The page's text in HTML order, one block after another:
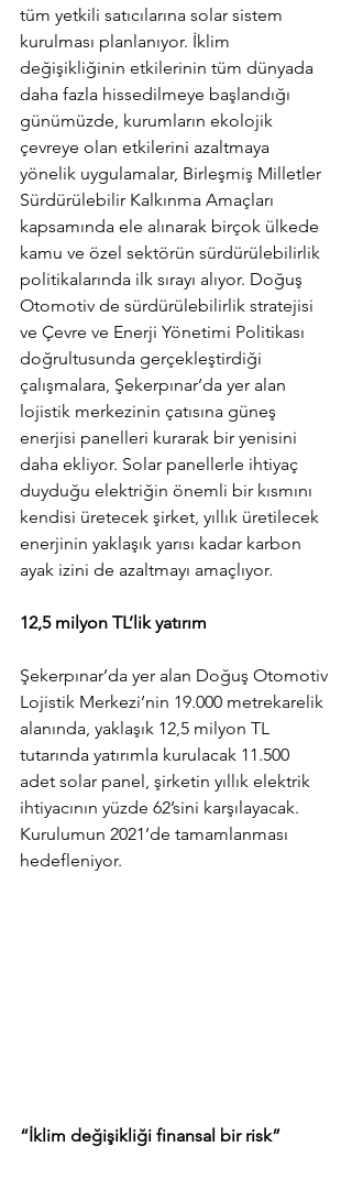
tüm yetkili satıcılarına solar sistem
kurulması planlanıyor. İklim
değişikliğinin etkilerinin tüm dünyada
daha fazla hissedilmeye başlandığı
günümüzde, kurumların ekolojik
çevreye olan etkilerini azaltmaya
yönelik uygulamalar, Birleşmiş Milletler
Sürdürülebilir Kalkınma Amaçları
kapsamında ele alınarak birçok ülkede
kamu ve özel sektörün sürdürülebilirlik
politikalarında ilk sırayı alıyor. Doğuş
Otomotiv de sürdürülebilirlik stratejisi
ve Çevre ve Enerji Yönetimi Politikası
doğrultusunda gerçekleştirdiği
çalışmalara, Şekerpınar’da yer alan
lojistik merkezinin çatısına güneş
enerjisi panelleri kurarak bir yenisini
daha ekliyor. Solar panellerle ihtiyaç
duyduğu elektriğin önemli bir kısmını
kendisi üretecek şirket, yıllık üretilecek
enerjinin yaklaşık yarısı kadar karbon
ayak izini de azaltmayı amaçlıyor.
12,5 milyon TL’lik yatırım
Şekerpınar’da yer alan Doğuş Otomotiv
Lojistik Merkezi’nin 19.000 metrekarelik
alanında, yaklaşık 12,5 milyon TL
tutarında yatırımla kurulacak 11.500
adet solar panel, şirketin yıllık elektrik
ihtiyacının yüzde 62’sini karşılayacak.
Kurulumun 2021’de tamamlanması
hedefleniyor.
“İklim değişikliği finansal bir risk”